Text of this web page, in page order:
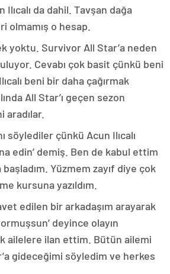
Ilıcalı da dahil. Tavşan dağa
olmamış o hesap.
yoktu. Survivor All Star’a neden
Cevabı çok basit çünkü beni
beni bir daha çağırmak
All Star’ı geçen sezon
aradılar.
söylediler çünkü Acun Ilıcalı
edin’ demiş. Ben de kabul ettim
Yüzmem zayıf diye çok
kursuna yazıldım.
edilen bir arkadaşım arayarak
deyince olayın
ailelere ilan ettim. Bütün ailemi
gideceğimi söyledim ve herkes